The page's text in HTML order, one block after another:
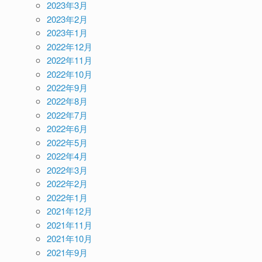
2023年3月
2023年2月
2023年1月
2022年12月
2022年11月
2022年10月
2022年9月
2022年8月
2022年7月
2022年6月
2022年5月
2022年4月
2022年3月
2022年2月
2022年1月
2021年12月
2021年11月
2021年10月
2021年9月